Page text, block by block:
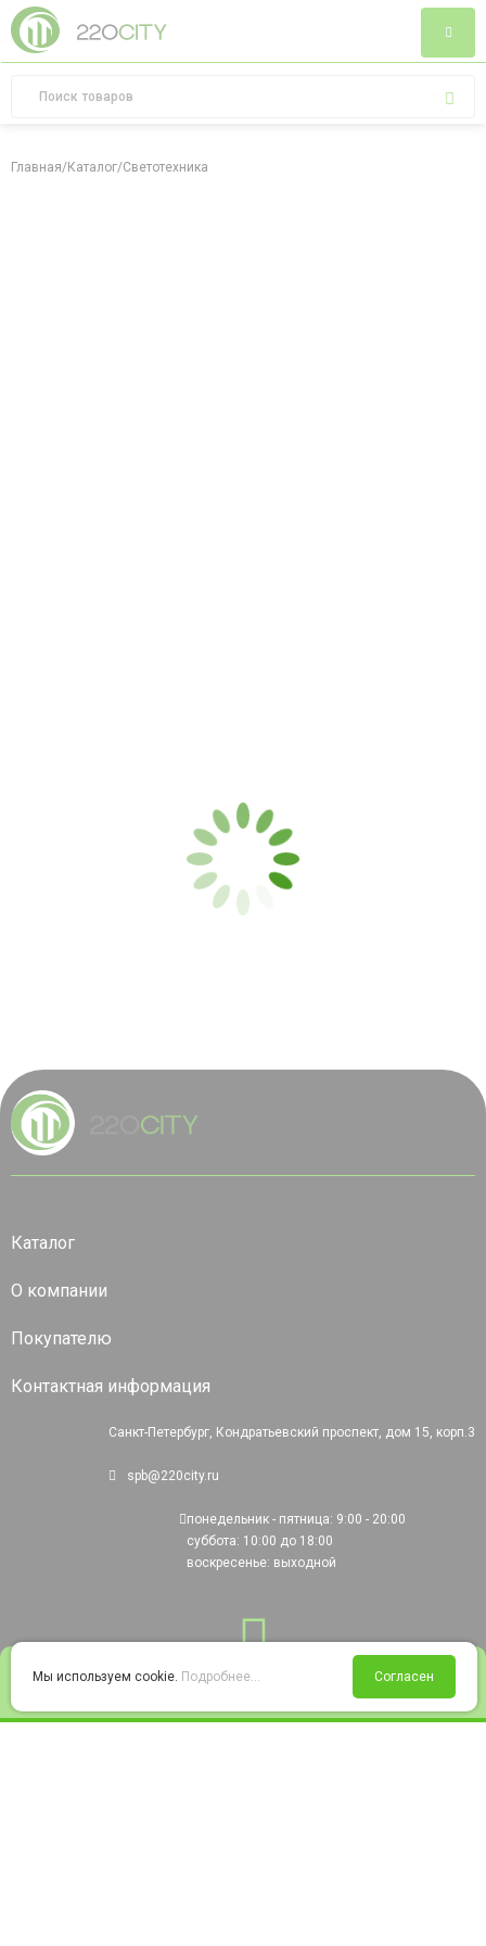
Войти Избранное Корзина
Главная/Каталог/Светотехника
Каталог
О компании
Покупателю
Контактная информация
Санкт-Петербург, Кондратьевский проспект, дом 15, корп.3
spb@220city.ru
понедельник - пятница: 9:00 - 20:00
суббота: 10:00 до 18:00
воскресенье: выходной
Мы используем cookie. Подробнее... Согласен